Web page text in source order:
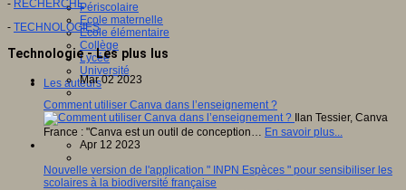
Périscolaire
Ecole maternelle
Ecole élémentaire
Collège
Lycée
Université
Les auteurs
- RECHERCHE
- TECHNOLOGIES
Technologie - Les plus lus
Mar 02 2023
Comment utiliser Canva dans l’enseignement ?
Ilan Tessier, Canva
France : "Canva est un outil de conception… En savoir plus...
Apr 12 2023
Nouvelle version de l'application " INPN Espèces " pour sensibiliser les
scolaires à la biodiversité française